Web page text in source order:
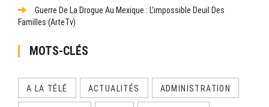
Guerre De La Drogue Au Mexique : L’impossible Deuil Des
Familles (ArteTv)
MOTS-CLÉS
A LA TÉLÉ ACTUALITÉS ADMINISTRATION